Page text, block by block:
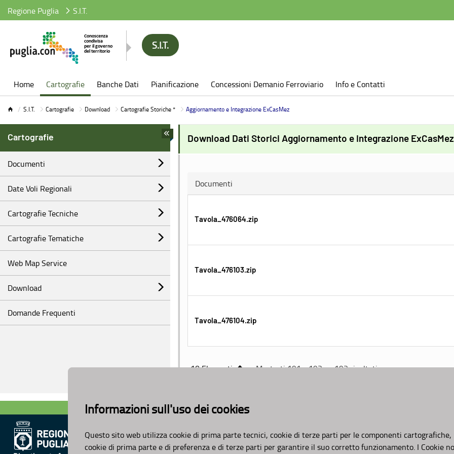
Informazioni sull'uso dei cookies
Questo sito web utilizza cookie di prima parte tecnici, cookie di terze parti per le componenti cartografiche,
cookie di prima parte e di preferenza e di terze parti per garantire il suo corretto funzionamento. I Cookie
Regione Puglia S.I.T.
S.I.T.
Home Cartografie Banche Dati Pianificazione Concessioni Demanio Ferroviario Info e Contatti
S.I.T. Cartografie Download Cartografie Storiche * Aggiornamento e Integrazione ExCasMez
Cartografie
Documenti
Date Voli Regionali
Cartografie Tecniche
Cartografie Tematiche
Web Map Service
Download
Domande Frequenti
Download Dati Storici Aggiornamento e Integrazione ExCasMez
Documenti
Tavola_476064.zip
Tavola_476103.zip
Tavola_476104.zip
10 Elementi Mostrati 191 - 193 su 193 risultati.
Organizzazione Osservazioni CNAPI